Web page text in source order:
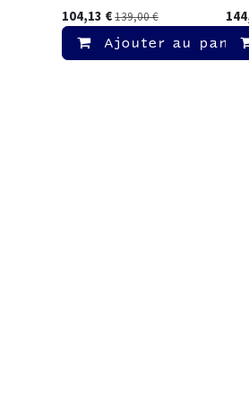
104,13 €139,00€
Ajouter au